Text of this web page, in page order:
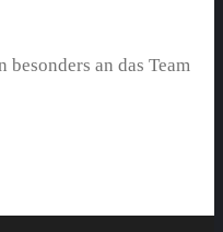
an das Team